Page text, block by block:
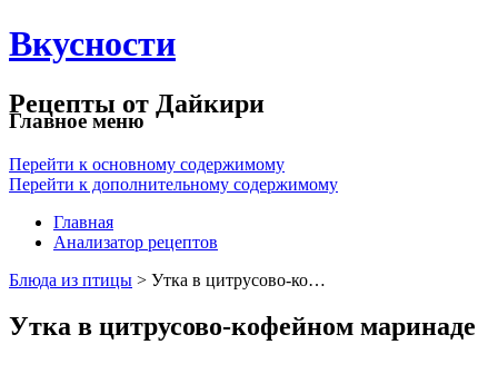
Вкусности
Рецепты от Дайкири
Главное меню
Перейти к основному содержимому
Перейти к дополнительному содержимому
Главная
Анализатор рецептов
Блюда из птицы > Утка в цитрусово-ко…
Утка в цитрусово-кофейном маринаде